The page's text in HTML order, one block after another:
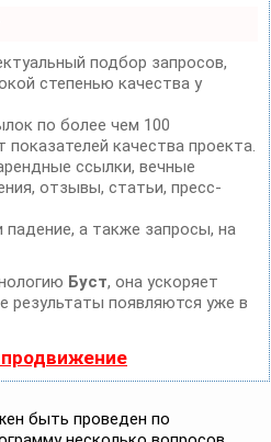
подбор запросов,
степенью качества у
по более чем 100
качества проекта.
ссылки, вечные
отзывы, статьи, пресс-
а также запросы, на
Буст, она ускоряет
результаты появляются уже в
продвижение
быть проведен по